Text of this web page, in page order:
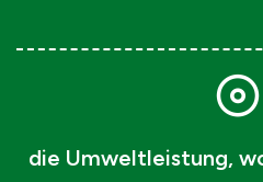
die Umweltleistung,